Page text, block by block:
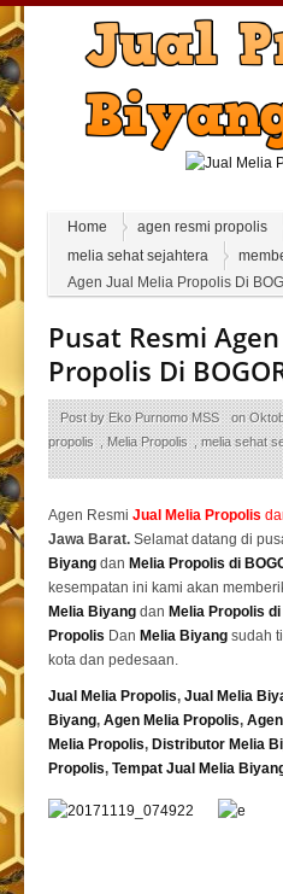
Home agen resmi propolis
melia sehat sejahtera
Agen Jual Melia Propolis Di
Pusat Resmi
Propolis Di
Post byEko Purnomo MSS on
propolis ,Melia Propolis ,melia sehat
Agen Resmi Jual Melia Propolis
Jawa Barat. Selamat datang di
Biyang dan Melia Propolis di
kesempatan ini kami akan
Melia Biyang dan Melia Propolis di
Propolis Dan Melia Biyang sudah
kota dan pedesaan.
Jual Melia Propolis, Jual Melia
Biyang, Agen Melia Propolis,
Melia Propolis, Distributor Melia
Propolis, Tempat Jual Melia